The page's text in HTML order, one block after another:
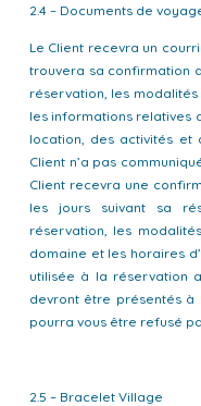
2.4 – Documents de
Le Client recevra un
trouvera sa confirmation
réservation, les
les informations relatives
location, des activités et
Client n’a pas
Client recevra une
les jours suivant sa
réservation, les
domaine et les horaires
utilisée à la réservation
devront être présentés à
pourra vous être refusé
2.5 – Bracelet Village